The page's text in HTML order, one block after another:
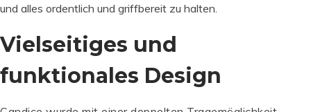
und alles ordentlich und griffbereit zu halten.
Vielseitiges und
funktionales Design